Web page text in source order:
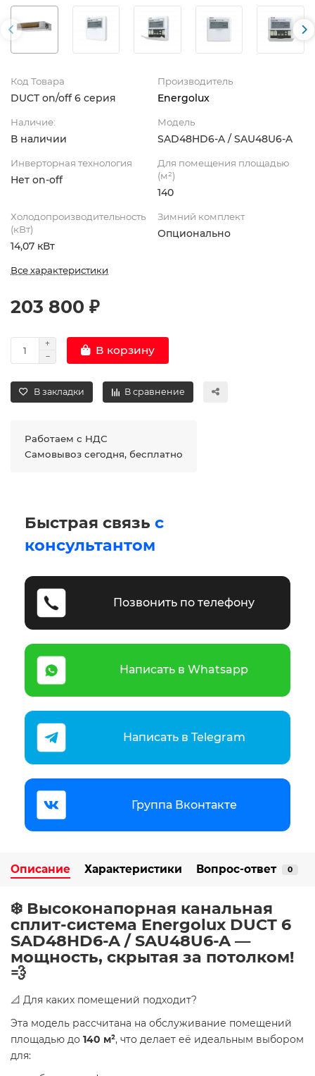
Код Товара
DUCT on/off 6 серия
Производитель
Energolux
Наличие:
В наличии
Модель
SAD48HD6-A / SAU48U6-A
Инверторная технология
Нет on-off
Для помещения площадью
(м²)
140
Холодопроизводительность
(кВт)
14,07 кВт
Зимний комплект
Опционально
Все характеристики
203 800 ₽
В корзину
В закладки В сравнение
Работаем с НДС
Самовывоз сегодня, бесплатно
Быстрая связь с
консультантом
Позвонить по телефону
Написать в Whatsapp
Написать в Telegram
Группа Вконтакте
Описание Характеристики Вопрос-ответ 0
❄️ Высоконапорная канальная
сплит-система Energolux DUCT 6
SAD48HD6-A / SAU48U6-A —
мощность, скрытая за потолком!
💨
📐 Для каких помещений подходит?
Эта модель рассчитана на обслуживание помещений
площадью до 140 м², что делает её идеальным выбором
для: